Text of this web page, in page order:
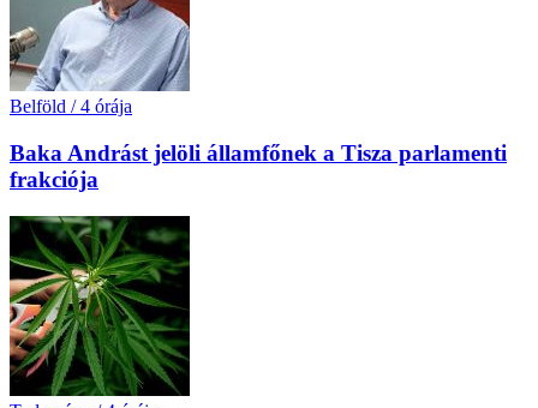
Belföld / 4 órája
Baka Andrást jelöli államfőnek a Tisza parlamenti
frakciója